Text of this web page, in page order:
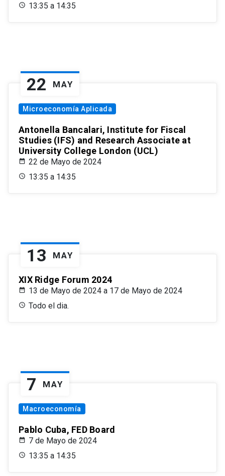
13:35 a 14:35
22 MAY
Microeconomía Aplicada
Antonella Bancalari, Institute for Fiscal
Studies (IFS) and Research Associate at
University College London (UCL)
22 de Mayo de 2024
13:35 a 14:35
13 MAY
XIX Ridge Forum 2024
13 de Mayo de 2024 a 17 de Mayo de 2024
Todo el dia.
7 MAY
Macroeconomía
Pablo Cuba, FED Board
7 de Mayo de 2024
13:35 a 14:35